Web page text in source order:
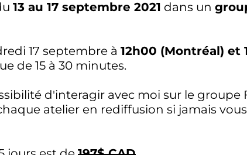
13 au 17 septembre 2021 dans un
17 septembre à 12h00 (Montréal) et
de 15 à 30 minutes.
d'interagir avec moi sur le groupe
atelier en rediffusion si jamais